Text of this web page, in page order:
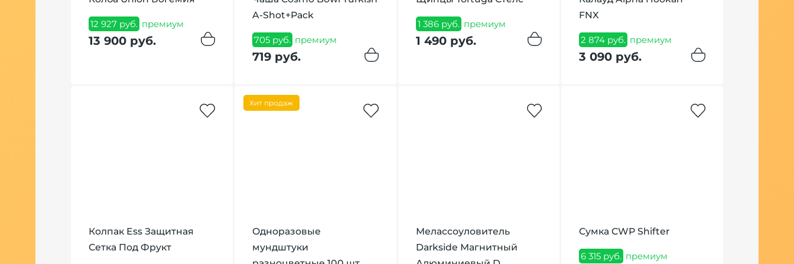
12 927 руб. премиум
13 900 руб.
A-Shot+Pack
705 руб. премиум
719 руб.
1 386 руб. премиум
1 490 руб.
FNX
2 874 руб. премиум
3 090 руб.
Колпак Ess Защитная
Сетка Под Фрукт
Хит продаж
Одноразовые
мундштуки
Мелассоуловитель
Darkside Магнитный
Сумка CWP Shifter
6 315 руб. премиум